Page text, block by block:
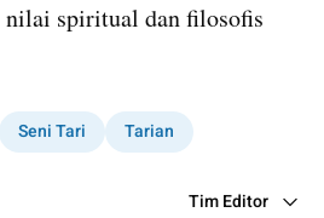
spiritual dan filosofis
Seni Tari
Tarian
Tim Editor